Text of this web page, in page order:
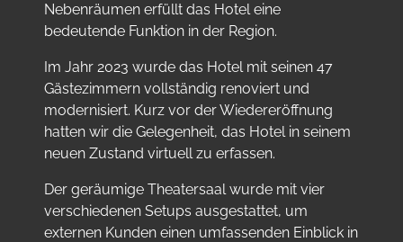
Nebenräumen erfüllt das Hotel eine
bedeutende Funktion in der Region.
Im Jahr 2023 wurde das Hotel mit seinen 47
Gästezimmern vollständig renoviert und
modernisiert. Kurz vor der Wiedereröffnung
hatten wir die Gelegenheit, das Hotel in seinem
neuen Zustand virtuell zu erfassen.
Der geräumige Theatersaal wurde mit vier
verschiedenen Setups ausgestattet, um
externen Kunden einen umfassenden Einblick in